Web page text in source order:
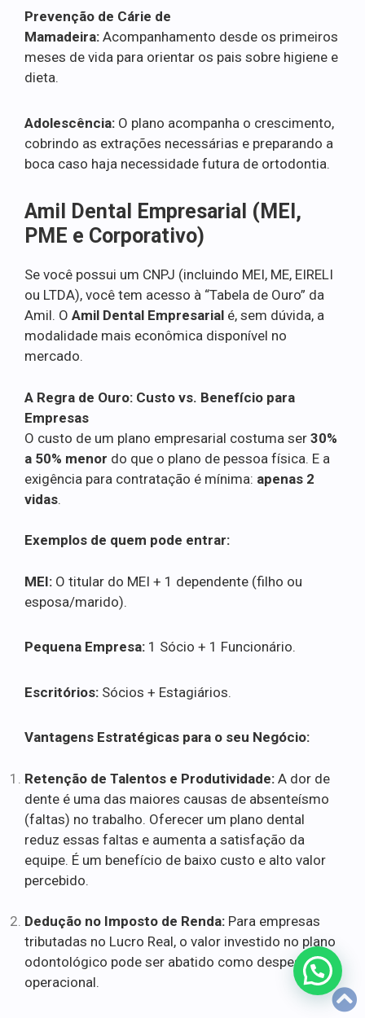
Prevenção de Cárie de
Mamadeira: Acompanhamento desde os primeiros
meses de vida para orientar os pais sobre higiene e
dieta.
Adolescência: O plano acompanha o crescimento,
cobrindo as extrações necessárias e preparando a
boca caso haja necessidade futura de ortodontia.
Amil Dental Empresarial (MEI,
PME e Corporativo)
Se você possui um CNPJ (incluindo MEI, ME, EIRELI
ou LTDA), você tem acesso à “Tabela de Ouro” da
Amil. O Amil Dental Empresarial é, sem dúvida, a
modalidade mais econômica disponível no
mercado.
A Regra de Ouro: Custo vs. Benefício para
Empresas
O custo de um plano empresarial costuma ser 30%
a 50% menor do que o plano de pessoa física. E a
exigência para contratação é mínima: apenas 2
vidas.
Exemplos de quem pode entrar:
MEI: O titular do MEI + 1 dependente (filho ou
esposa/marido).
Pequena Empresa: 1 Sócio + 1 Funcionário.
Escritórios: Sócios + Estagiários.
Vantagens Estratégicas para o seu Negócio:
Retenção de Talentos e Produtividade: A dor de
dente é uma das maiores causas de absenteísmo
(faltas) no trabalho. Oferecer um plano dental
reduz essas faltas e aumenta a satisfação da
equipe. É um benefício de baixo custo e alto valor
percebido.
Dedução no Imposto de Renda: Para empresas
tributadas no Lucro Real, o valor investido no plano
odontológico pode ser abatido como despesa
operacional.